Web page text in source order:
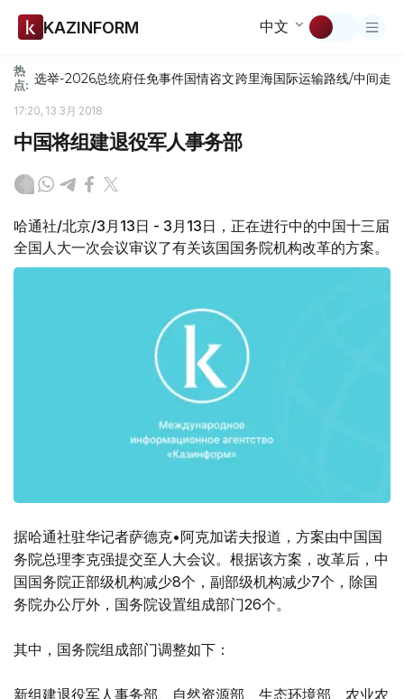
KAZINFORM 中文
热
点: 选举-2026总统府任免事件国情咨文跨里海国际运输路线/中间走廊
17:20, 13 3月 2018
中国将组建退役军人事务部
哈通社/北京/3月13日 - 3月13日，正在进行中的中国十三届
全国人大一次会议审议了有关该国国务院机构改革的方案。
据哈通社驻华记者萨德克•阿克加诺夫报道，方案由中国国
务院总理李克强提交至人大会议。根据该方案，改革后，中
国国务院正部级机构减少8个，副部级机构减少7个，除国
务院办公厅外，国务院设置组成部门26个。
其中，国务院组成部门调整如下：
新组建退役军人事务部、自然资源部、生态环境部、农业农